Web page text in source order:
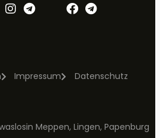
Impressum
Datenschutz
Meppen, Lingen, Papenburg